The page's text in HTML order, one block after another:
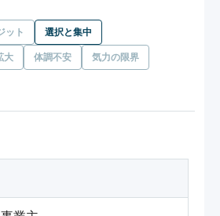
ット 選択と集中
大 体調不安 気力の限界